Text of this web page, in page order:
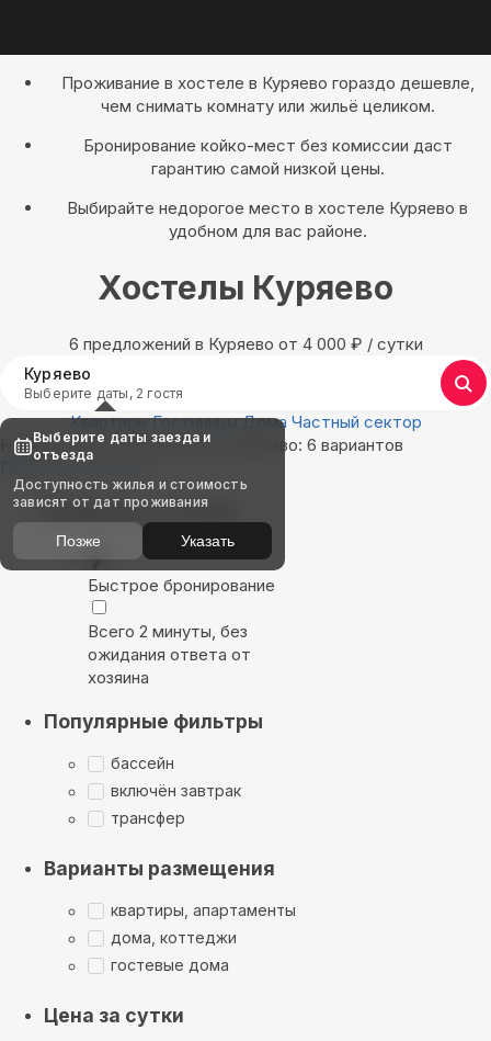
Проживание в хостеле в Куряево гораздо дешевле,
чем снимать комнату или жильё целиком.
Бронирование койко-мест без комиссии даст
гарантию самой низкой цены.
Выбирайте недорогое место в хостеле Куряево в
удобном для вас районе.
Хостелы Куряево
6 предложений в Куряево oт 4 000 ₽ / сутки
Куряево
Выберите даты, 2 гостя
Квартиры Гостиницы Дома Частный сектор
Найдём, где остановиться в Куряево: 6 вариантов
Показать на карте
Выбирайте лучшее
Быстрое бронирование
Всего 2 минуты, без
ожидания ответа от
хозяина
Популярные фильтры
бассейн
включён завтрак
трансфер
Варианты размещения
квартиры, апартаменты
дома, коттеджи
гостевые дома
Цена за сутки
Выберите даты заезда и
отъезда
Доступность жилья и стоимость
зависят от дат проживания
Позже Указать